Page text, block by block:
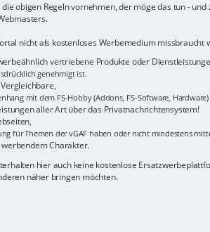
obigen Regeln vornehmen, der möge das tun -
nicht als kostenloses Werbemedium missbraucht
vertriebene Produkte oder
genehmigt ist.
mit dem FS-Hobby (Addons, FS-Software,
aller Art über das Privatnachrichtensystem!
für Themen der vGAF haben oder nicht mindestens
Charakter.
hier auch keine kostenlose
näher bringen möchten.